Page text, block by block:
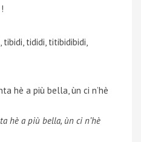
tibidi, tididi, titibidibidi,
hè a più bella, ùn ci n’hè
hè a più bella, ùn ci n’hè